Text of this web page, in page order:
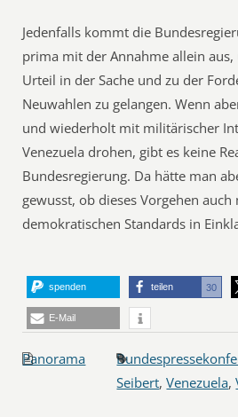
Jedenfalls kommt die
prima mit der Annahme allein
Urteil in der Sache und zu der
Neuwahlen zu gelangen. Wenn
und wiederholt mit militärischer
Venezuela drohen, gibt es keine
Bundesregierung. Da hätte man
gewusst, ob dieses Vorgehen auch
demokratischen Standards in
spenden teilen 30
E-Mail
Panorama
Seibert,Venezuela,